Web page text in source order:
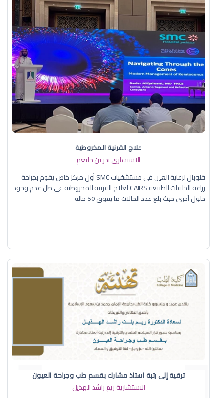
علاج القرنية المخروطية
الاستشاري بدر بن جليغم
قلوبال لرعاية العين في مستشفيات SMC أول مركز خاص يقوم بجراحة
زراعة الحلقات الطبيعة CAIRS لعلاج القرنية المخروطية في ظل عدم وجود
حلول آخرى حيث بلغ عدد الحالات ما يفوق 50 حالة
ترقية إلى رتبة استاذ مشارك بقسم طب وجراحة العيون
الاستشارية ريم راشد الهذيل